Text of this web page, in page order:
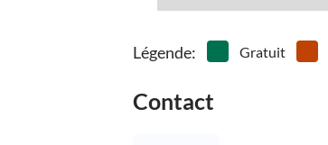
Légende: Gratuit
Contact